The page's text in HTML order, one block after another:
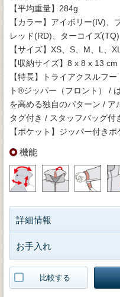
【平均重量】284g
【カラー】アイボリー(IV)、
レッド(RD)、ターコイズ(TQ)
【サイズ】XS、S、M、L、XL
【収納サイズ】8 x 8 x 13 cm
【特長】トライアクスルフ
ト®ジッパー（フロント） /
を高める独自のパターン / ア
タグ付き / スタッフバッグ付
【ポケット】ジッパー付きポ
機能
詳細情報
お手入れ
比較する